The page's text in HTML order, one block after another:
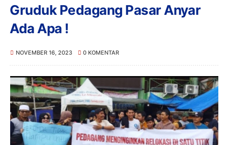
Gruduk Pedagang Pasar Anyar
Ada Apa !
NOVEMBER 16, 2023 0 KOMENTAR